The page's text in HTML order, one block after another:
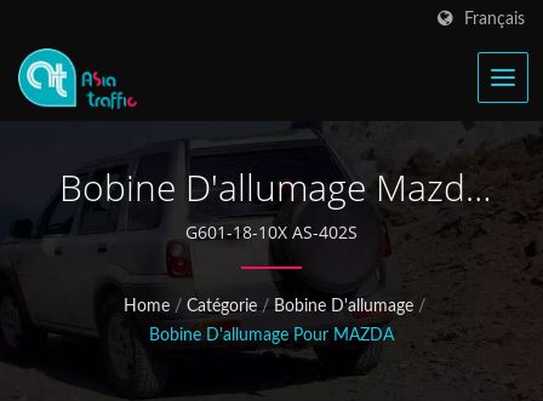
Français
Bobine D'allumage Mazda
929 G602-18-10X
G601-18-10X AS-402S
Home / Catégorie / Bobine D'allumage /
Bobine D'allumage Pour MAZDA